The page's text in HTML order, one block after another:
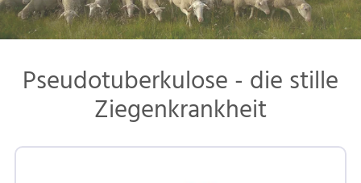
Pseudotuberkulose - die stille
Ziegenkrankheit